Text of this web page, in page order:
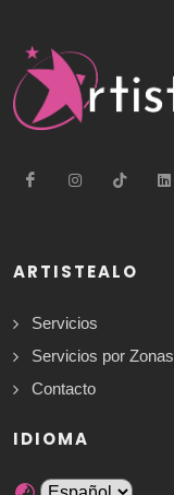
ARTISTEALO
Servicios
Servicios por Zonas
Contacto
IDIOMA